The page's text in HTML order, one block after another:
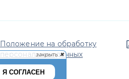
Положение на обработку
персональных данных